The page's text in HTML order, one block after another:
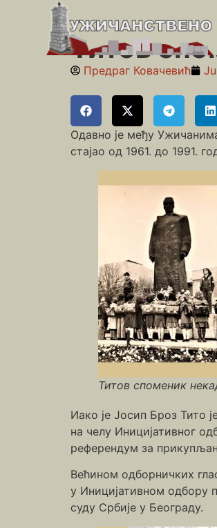
Друга деценија 21.
Титов
Предраг Ковачевић
Одавно је међу
стајао од 1961. до 1991.
Титов споменик
Иако је Јосип Броз Тито
на челу Иницијативног
референдум за
Већином одборничких
у Иницијативном одбору
суду Србије у Београду.